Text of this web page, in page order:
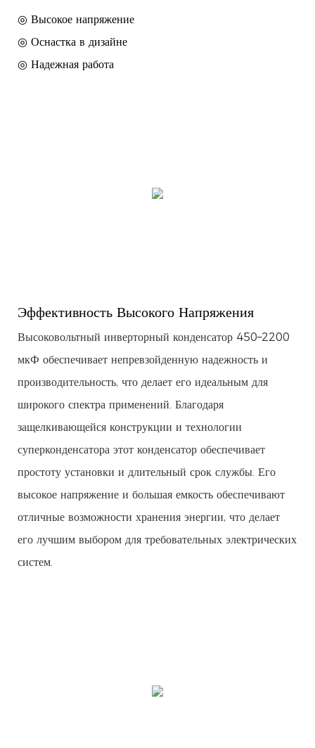
◎ Высокое напряжение
◎ Оснастка в дизайне
◎ Надежная работа
Эффективность Высокого Напряжения
Высоковольтный инверторный конденсатор 450–2200
мкФ обеспечивает непревзойденную надежность и
производительность, что делает его идеальным для
широкого спектра применений. Благодаря
защелкивающейся конструкции и технологии
суперконденсатора этот конденсатор обеспечивает
простоту установки и длительный срок службы. Его
высокое напряжение и большая емкость обеспечивают
отличные возможности хранения энергии, что делает
его лучшим выбором для требовательных электрических
систем.